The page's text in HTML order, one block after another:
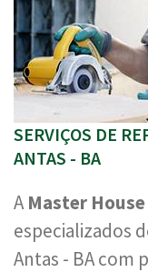
SERVIÇOS DE
ANTAS - BA
AMaster House
especializados
Antas - BA com